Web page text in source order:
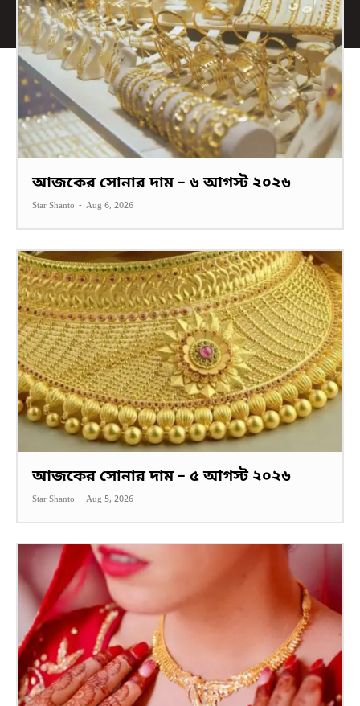
আজকের সোনার দাম – ৬ আগস্ট ২০২৬
Star Shanto - Aug 6, 2026
আজকের সোনার দাম – ৫ আগস্ট ২০২৬
Star Shanto - Aug 5, 2026